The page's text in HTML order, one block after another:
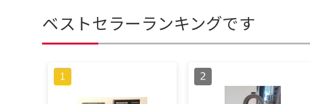
ベストセラーランキングです